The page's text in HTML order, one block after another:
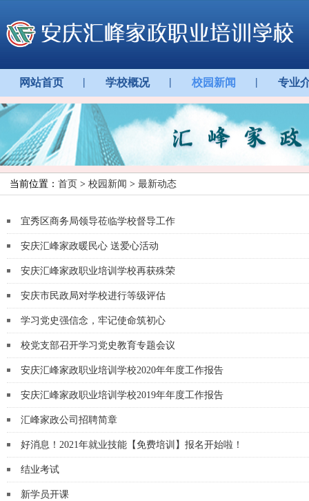
网站首页 | 学校概况 | 校园新闻 | 专业
当前位置： 首页 > 校园新闻 > 最新动态
宜秀区商务局领导莅临学校督导工作
安庆汇峰家政暖民心 送爱心活动
安庆汇峰家政职业培训学校再获殊荣
安庆市民政局对学校进行等级评估
学习党史强信念，牢记使命筑初心
校党支部召开学习党史教育专题会议
安庆汇峰家政职业培训学校2020年年度工作报告
安庆汇峰家政职业培训学校2019年年度工作报告
汇峰家政公司招聘简章
好消息！2021年就业技能【免费培训】报名开始啦！
结业考试
新学员开课